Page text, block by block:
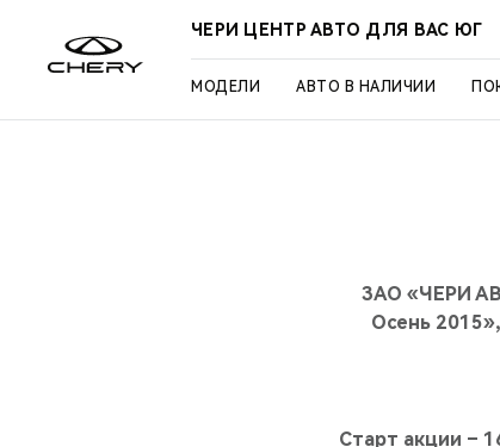
ЧЕРИ ЦЕНТР АВТО ДЛЯ ВАС ЮГ
МОДЕЛИ АВТО В НАЛИЧИИ
ЗАО «ЧЕРИ
Осень
Старт акции –